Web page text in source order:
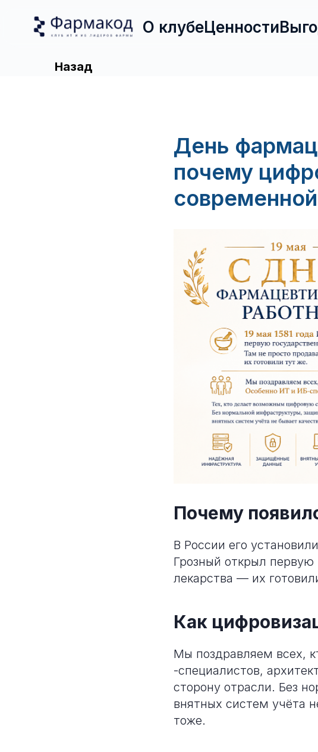
О клубеЦенности
Назад
День
почему
Почему
В России его
Грозный открыл первую
лекарства — их
Как
Мы поздравляем всех,
-специалистов,
сторону отрасли. Без
внятных систем учёта
тоже.